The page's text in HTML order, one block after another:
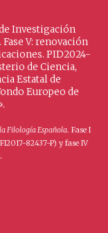
Investigación
. Fase V: renovación
PID2024-
de Ciencia,
Estatal de
Europeo de
Filología Española. Fase I
82437-P) y fase IV